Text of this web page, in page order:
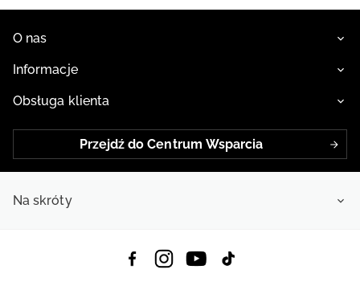
O nas
Informacje
Obsługa klienta
Przejdź do Centrum Wsparcia
Na skróty